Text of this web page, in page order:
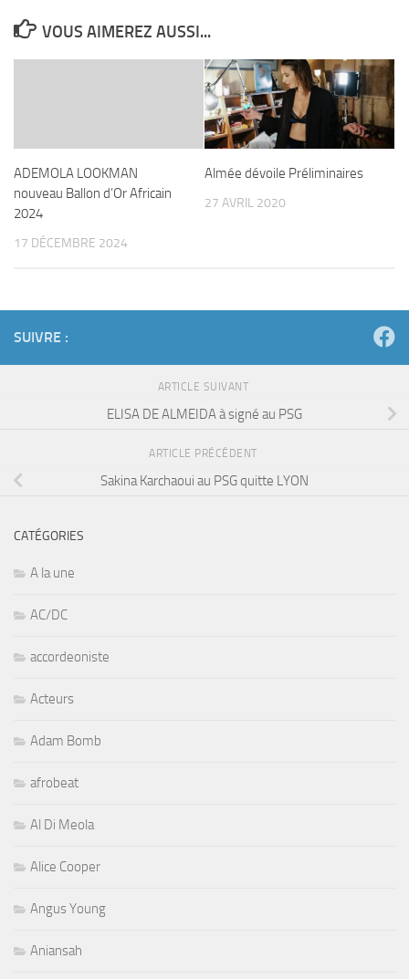
VOUS AIMEREZ AUSSI...
ADEMOLA LOOKMAN
nouveau Ballon d’Or Africain
2024
17 DÉCEMBRE 2024
Almée dévoile Préliminaires
27 AVRIL 2020
SUIVRE :
ARTICLE SUIVANT
ELISA DE ALMEIDA à signé au PSG
ARTICLE PRÉCÉDENT
Sakina Karchaoui au PSG quitte LYON
CATÉGORIES
A la une
AC/DC
accordeoniste
Acteurs
Adam Bomb
afrobeat
Al Di Meola
Alice Cooper
Angus Young
Aniansah